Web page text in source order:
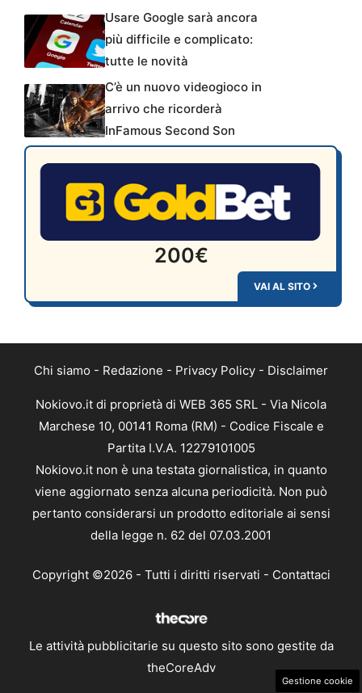
Usare Google sarà ancora
più difficile e complicato:
tutte le novità
C’è un nuovo videogioco in
arrivo che ricorderà
InFamous Second Son
200€
VAI AL SITO
Chi siamo - Redazione - Privacy Policy - Disclaimer
Nokiovo.it di proprietà di WEB 365 SRL - Via Nicola
Marchese 10, 00141 Roma (RM) - Codice Fiscale e
Partita I.V.A. 12279101005
Nokiovo.it non è una testata giornalistica, in quanto
viene aggiornato senza alcuna periodicità. Non può
pertanto considerarsi un prodotto editoriale ai sensi
della legge n. 62 del 07.03.2001
Copyright ©2026 - Tutti i diritti riservati - Contattaci
Le attività pubblicitarie su questo sito sono gestite da
theCoreAdv
Gestione cookie